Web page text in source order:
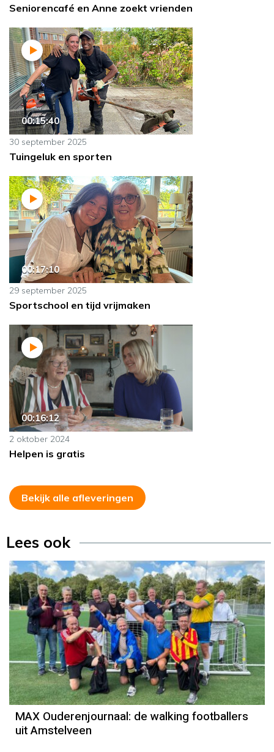
Seniorencafé en Anne zoekt vrienden
00:15:40
30 september 2025
Tuingeluk en sporten
00:17:10
29 september 2025
Sportschool en tijd vrijmaken
00:16:12
2 oktober 2024
Helpen is gratis
Bekijk alle afleveringen
Lees ook
MAX Ouderenjournaal: de walking footballers
uit Amstelveen